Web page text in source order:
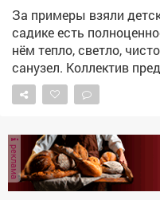
За примеры взяли
садике есть
нём тепло, светло,
санузел. Коллектив
медикаментов, воды и
Здесь могут укрыться
указатели! ❗️Здание школы №26 как раз не
предусматривает
оборудовали в
стенами. Такие места
реклама